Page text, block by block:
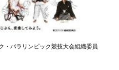
・パラリンピック競技大会組織委員